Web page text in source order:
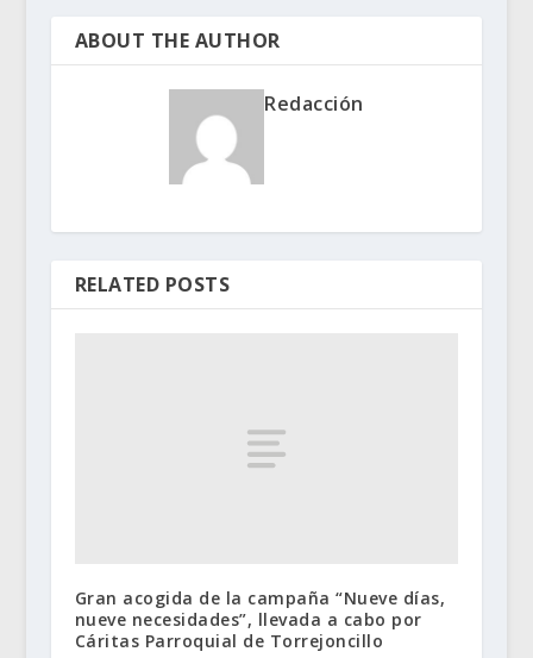
ABOUT THE AUTHOR
Redacción
RELATED POSTS
Gran acogida de la campaña “Nueve días,
nueve necesidades”, llevada a cabo por
Cáritas Parroquial de Torrejoncillo